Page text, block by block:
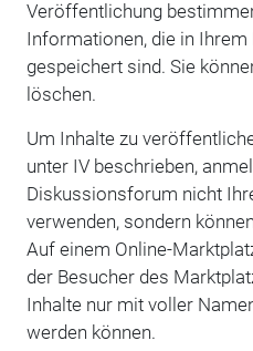
Veröffentlichung
Informationen, die in Ihrem
gespeichert sind. Sie
löschen.
Um Inhalte zu
unter IV beschrieben,
Diskussionsforum nicht
verwenden, sondern
Auf einem Online-
der Besucher des
Inhalte nur mit voller
werden können.